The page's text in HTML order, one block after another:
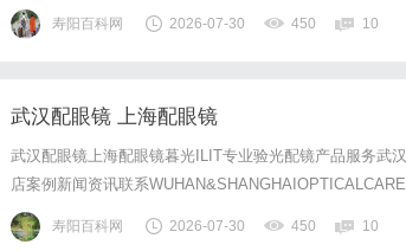
真的又费时间又磨心态。实在受不了天天画眉的折磨，我
399超低价纹眉，看着成品效果超心动，差点直接冲动下
寿阳百科网 2026-07-30 450 10
武汉配眼镜 上海配眼镜
武汉配眼镜上海配眼镜暮光ILIT专业验光配镜产品服务武
店案例新闻资讯联系
写字楼眼镜店直营品牌，现于武汉与上海设有4家门店。
基础，全场镜片40%-60%优惠，兼顾高专业度与高性价比...
寿阳百科网 2026-07-30 450 10